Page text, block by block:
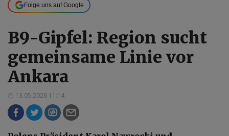
Folge uns auf Google
B9-Gipfel: Region sucht
gemeinsame Linie vor
Ankara
13.05.2026 11:14